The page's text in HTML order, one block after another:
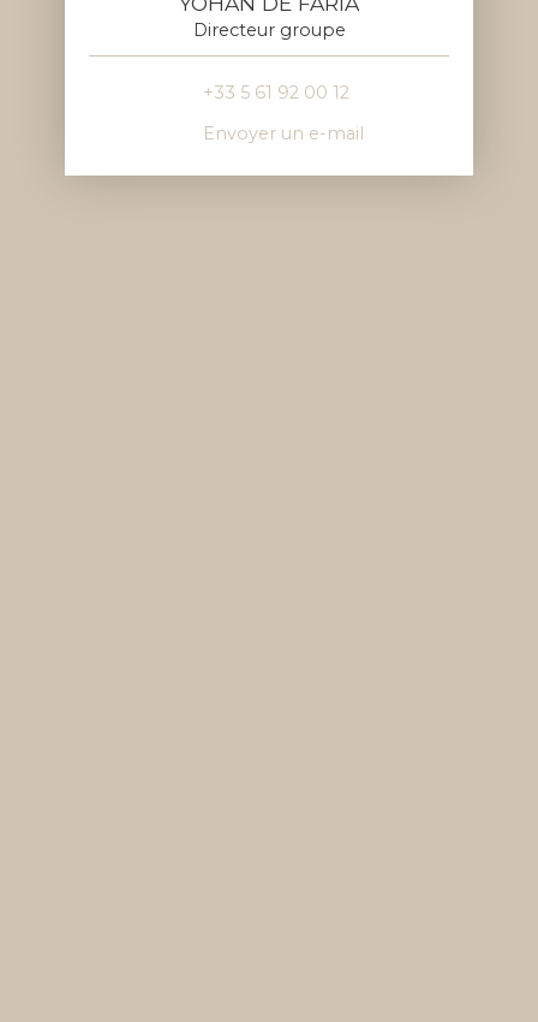
Directeur groupe
+33 5 61 92 00 12
Envoyer un e-mail